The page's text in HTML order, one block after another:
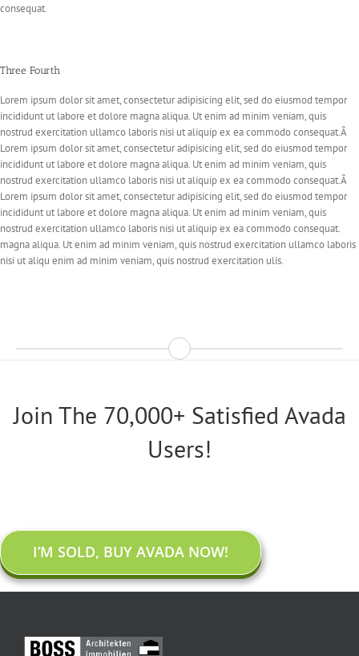
consequat.
Three Fourth
Lorem ipsum dolor sit amet, consectetur adipisicing elit, sed do eiusmod tempor
incididunt ut labore et dolore magna aliqua. Ut enim ad minim veniam, quis
nostrud exercitation ullamco laboris nisi ut aliquip ex ea commodo consequat.Â
Lorem ipsum dolor sit amet, consectetur adipisicing elit, sed do eiusmod tempor
incididunt ut labore et dolore magna aliqua. Ut enim ad minim veniam, quis
nostrud exercitation ullamco laboris nisi ut aliquip ex ea commodo consequat.Â
Lorem ipsum dolor sit amet, consectetur adipisicing elit, sed do eiusmod tempor
incididunt ut labore et dolore magna aliqua. Ut enim ad minim veniam, quis
nostrud exercitation ullamco laboris nisi ut aliquip ex ea commodo consequat.
magna aliqua. Ut enim ad minim veniam, quis nostrud exercitation ullamco laboris
nisi ut aliqu enim ad minim veniam, quis nostrud exercitation ulis.
Join The 70,000+ Satisfied Avada
Users!
I’M SOLD, BUY AVADA NOW!